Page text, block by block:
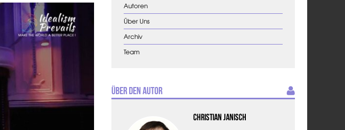
Autoren
Über Uns
Archiv
Team
Über den Autor
Christian Janisch